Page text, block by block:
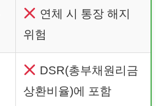
연체 시 통장 해지
위험
DSR(총부채원리금
상환비율)에 포함